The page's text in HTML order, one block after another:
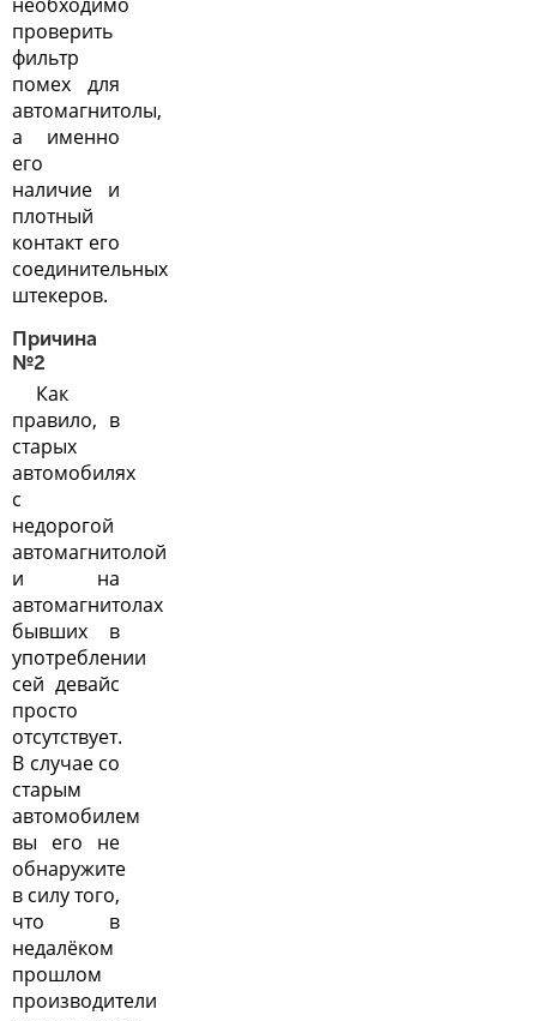
проверить
фильтр
помех для
автомагнитолы,
а именно
его
наличие и
плотный
контакт его
соединительных
штекеров.
Причина
№2
Как
правило, в
старых
автомобилях
с
недорогой
автомагнитолой
и на
автомагнитолах
бывших в
употреблении
сей девайс
просто
отсутствует.
В случае со
старым
автомобилем
вы его не
обнаружите
в силу того,
что в
недалёком
прошлом
производители